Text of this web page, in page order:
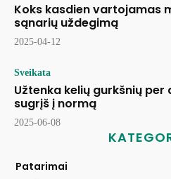
Koks kasdien vartojamas
sąnarių uždegimą
2025-04-12
Sveikata
Užtenka kelių gurkšnių
sugrįš į normą
2025-06-08
Patarimai